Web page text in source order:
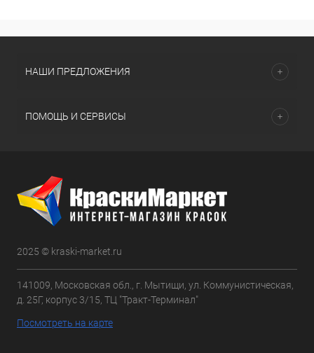
НАШИ ПРЕДЛОЖЕНИЯ
ПОМОЩЬ И СЕРВИСЫ
2025 © kraski-market.ru
141009, Московская обл., г. Мытищи, ул. Коммунистическая,
д. 25Г, корпус 3/15, ТЦ "Тракт-Терминал"
Посмотреть на карте